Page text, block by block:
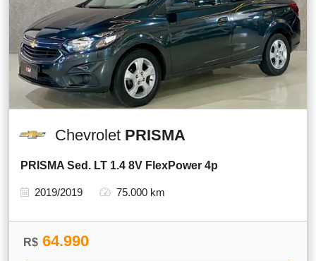
Chevrolet PRISMA
PRISMA Sed. LT 1.4 8V FlexPower 4p
2019/2019 75.000 km
R$ 64.990